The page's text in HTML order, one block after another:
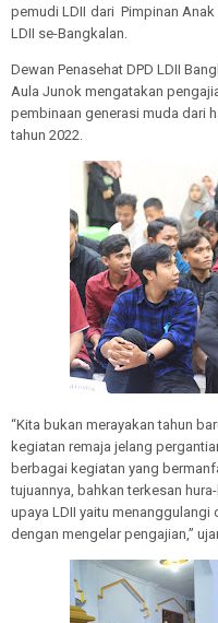
pemudi LDII dari Pimpinan Anak
LDII se-Bangkalan.
Dewan Penasehat DPD LDII
Aula Junok mengatakan
pembinaan generasi muda dari
tahun 2022.
“Kita bukan merayakan tahun
kegiatan remaja jelang
berbagai kegiatan yang
tujuannya, bahkan terkesan
upaya LDII yaitu menanggulangi
dengan mengelar pengajian,”